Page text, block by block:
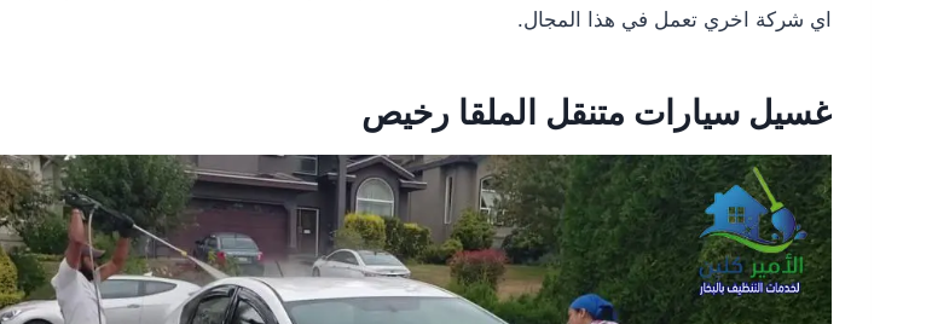
اي شركة اخري تعمل في هذا المجال.
غسيل سيارات متنقل الملقا رخيص